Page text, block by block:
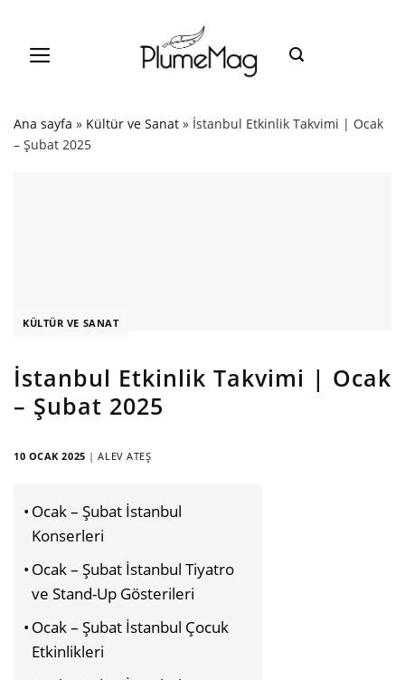
content
Ana sayfa » Kültür ve Sanat » İstanbul Etkinlik Takvimi | Ocak
– Şubat 2025
KÜLTÜR VE SANAT
İstanbul Etkinlik Takvimi | Ocak
– Şubat 2025
10 OCAK 2025 |ALEV ATEŞ
Ocak – Şubat İstanbul
Konserleri
Ocak – Şubat İstanbul Tiyatro
ve Stand-Up Gösterileri
Ocak – Şubat İstanbul Çocuk
Etkinlikleri